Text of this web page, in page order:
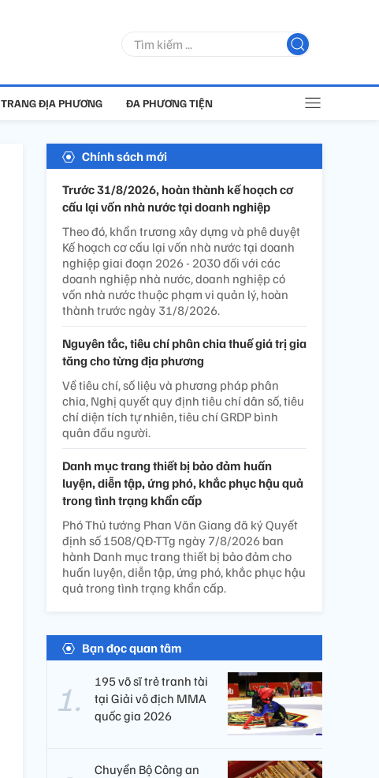
TRANG ĐỊA PHƯƠNG ĐA PHƯƠNG TIỆN
Chính sách mới
Trước 31/8/2026, hoàn thành kế hoạch cơ
cấu lại vốn nhà nước tại doanh nghiệp
Theo đó, khẩn trương xây dựng và phê duyệt
Kế hoạch cơ cấu lại vốn nhà nước tại doanh
nghiệp giai đoạn 2026 - 2030 đối với các
doanh nghiệp nhà nước, doanh nghiệp có
vốn nhà nước thuộc phạm vi quản lý, hoàn
thành trước ngày 31/8/2026.
Nguyên tắc, tiêu chí phân chia thuế giá trị gia
tăng cho từng địa phương
Về tiêu chí, số liệu và phương pháp phân
chia, Nghị quyết quy định tiêu chí dân số, tiêu
chí diện tích tự nhiên, tiêu chí GRDP bình
quân đầu người.
Danh mục trang thiết bị bảo đảm huấn
luyện, diễn tập, ứng phó, khắc phục hậu quả
trong tình trạng khẩn cấp
Phó Thủ tướng Phan Văn Giang đã ký Quyết
định số 1508/QĐ-TTg ngày 7/8/2026 ban
hành Danh mục trang thiết bị bảo đảm cho
huấn luyện, diễn tập, ứng phó, khắc phục hậu
quả trong tình trạng khẩn cấp.
Bạn đọc quan tâm
195 võ sĩ trẻ tranh tài
tại Giải vô địch MMA
quốc gia 2026
Chuyển Bộ Công an